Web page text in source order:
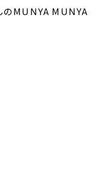
MUNYA MUNYA